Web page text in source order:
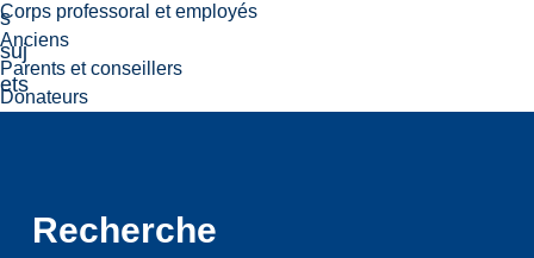
Corps professoral et employés
Anciens
Parents et conseillers
Donateurs
Recherche
s
suj
ets
en